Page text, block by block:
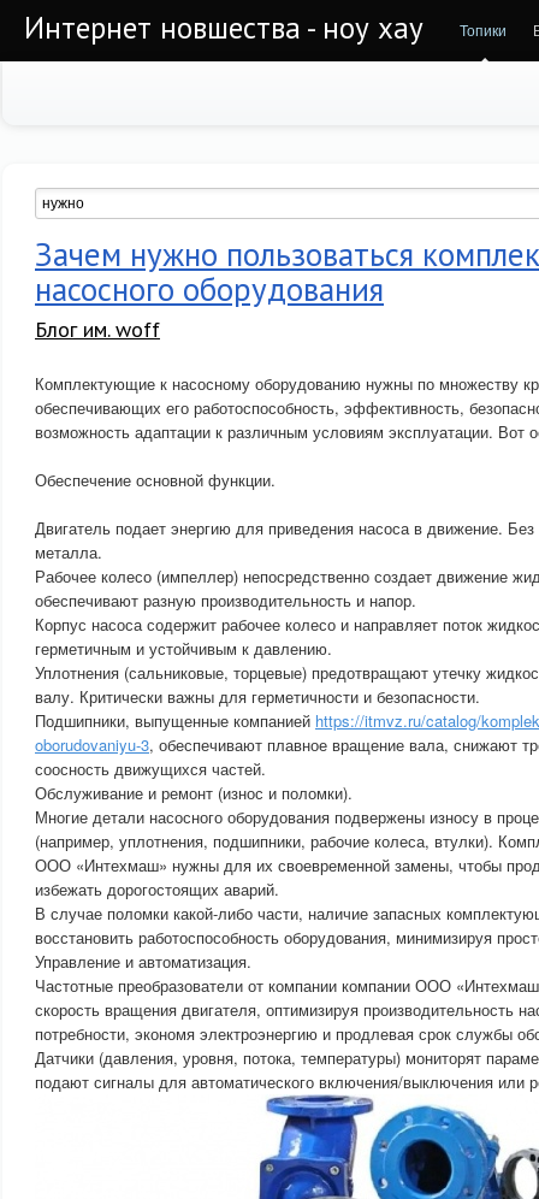
Интернет новшества - ноу хау Топики
Зачем нужно пользоваться
насосного оборудования
Блог им. woff
Комплектующие к насосному оборудованию нужны по множеству
обеспечивающих его работоспособность, эффективность,
возможность адаптации к различным условиям эксплуатации. Вот
Обеспечение основной функции.
Двигатель подает энергию для приведения насоса в движение. Без
металла.
Рабочее колесо (импеллер) непосредственно создает движение
обеспечивают разную производительность и напор.
Корпус насоса содержит рабочее колесо и направляет поток
герметичным и устойчивым к давлению.
Уплотнения (сальниковые, торцевые) предотвращают утечку
валу. Критически важны для герметичности и безопасности.
Подшипники, выпущенные компанией https://itmvz.ru/catalog/
oborudovaniyu-3, обеспечивают плавное вращение вала, снижают
соосность движущихся частей.
Обслуживание и ремонт (износ и поломки).
Многие детали насосного оборудования подвержены износу в
(например, уплотнения, подшипники, рабочие колеса, втулки).
ООО «Интехмаш» нужны для их своевременной замены, чтобы
избежать дорогостоящих аварий.
В случае поломки какой-либо части, наличие запасных
восстановить работоспособность оборудования, минимизируя
Управление и автоматизация.
Частотные преобразователи от компании компании ООО
скорость вращения двигателя, оптимизируя производительность
потребности, экономя электроэнергию и продлевая срок службы
Датчики (давления, уровня, потока, температуры) мониторят
подают сигналы для автоматического включения/выключения или